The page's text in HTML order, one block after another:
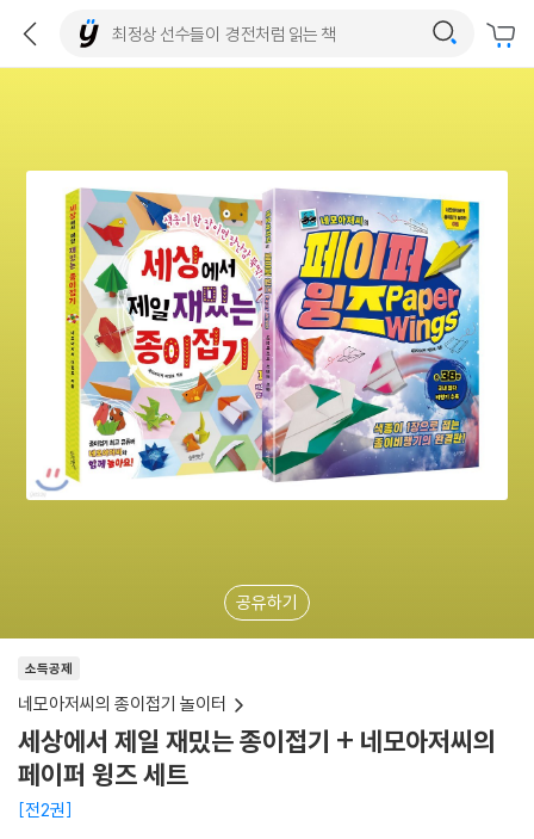
공유하기
소득공제
네모아저씨의 종이접기 놀이터
세상에서 제일 재밌는 종이접기 + 네모아저씨의
페이퍼 윙즈 세트
전2권